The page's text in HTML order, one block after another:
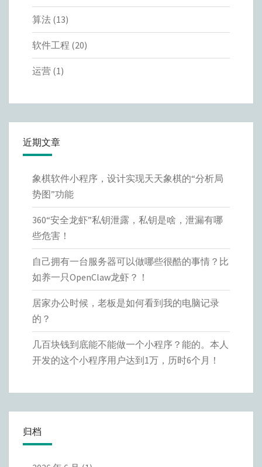
算法 (13)
软件工程 (20)
运营 (1)
近期文章
象棋软件小程序，设计实现天天象棋的“分析局
势图”功能
360“安全龙虾”私钥泄露，私钥是啥，泄漏有哪
些危害！
自己拥有一台服务器可以做哪些很酷的事情？比
如养一只OpenClaw龙虾？！
居家办公时候，老板是如何看到我的电脑记录
的？
几百块钱到底能不能做一个小程序？能的。本人
开发的这个小程序用户达到1万，历时6个月！
归档